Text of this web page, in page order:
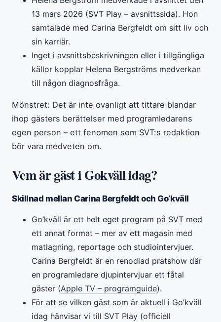
13 mars 2026 (SVT Play – avsnittssida). Hon
samtalade med Carina Bergfeldt om sitt liv och
sin karriär.
Inget i avsnittsbeskrivningen eller i tillgängliga
källor kopplar Helena Bergströms medverkan
till någon diagnosfråga.
Mönstret: Det är inte ovanligt att tittare blandar
ihop gästers berättelser med programledarens
egen person – ett fenomen som SVT:s redaktion
bör vara medveten om.
Vem är gäst i Gokväll idag?
Skillnad mellan Carina Bergfeldt och Go’kväll
Go’kväll är ett helt eget program på SVT med
ett annat format – mer av ett magasin med
matlagning, reportage och studiointervjuer.
Carina Bergfeldt är en renodlad pratshow där
en programledare djupintervjuar ett fåtal
gäster (Apple TV – programguide).
För att se vilken gäst som är aktuell i Go’kväll
idag hänvisar vi till SVT Play (officiell